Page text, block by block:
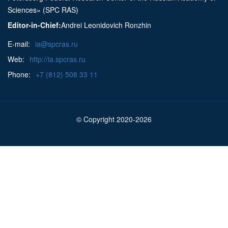
Sciences» (SPC RAS)
Editor-in-Chief:Andrei Leonidovich Ronzhin
E-mail: ia@spcras.ru
Web: http://ia.spcras.ru
Phone: +7 (812) 508 33 11
© Copyright 2020-2026